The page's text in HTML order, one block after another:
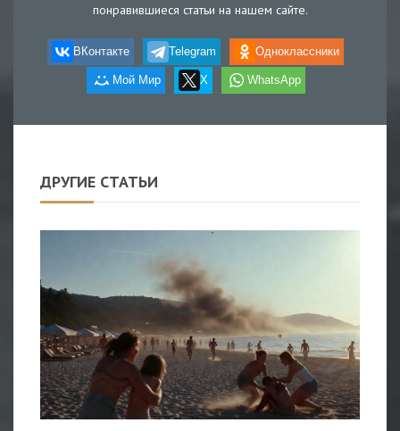
понравившиеся статьи на нашем сайте.
ВКонтакте Telegram Одноклассники
Мой Мир X WhatsApp
ДРУГИЕ СТАТЬИ